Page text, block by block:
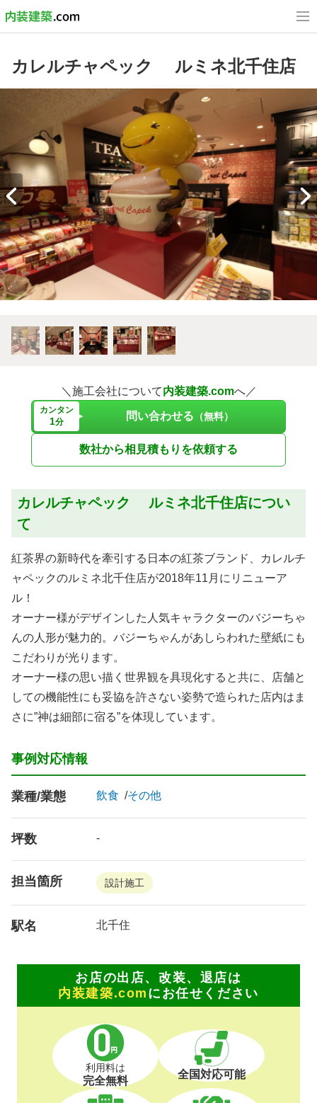
カレルチャペック ルミネ北千住店
＼施工会社について内装建築.comへ／
カンタン
1分 問い合わせる （無料）
数社から相見積もりを依頼する
カレルチャペック ルミネ北千住店につい
て
紅茶界の新時代を牽引する日本の紅茶ブランド、カレルチ
ャペックのルミネ北千住店が2018年11月にリニューア
ル！
オーナー様がデザインした人気キャラクターのバジーちゃ
んの人形が魅力的。バジーちゃんがあしらわれた壁紙にも
こだわりが光ります。
オーナー様の思い描く世界観を具現化すると共に、店舗と
しての機能性にも妥協を許さない姿勢で造られた店内はま
さに”神は細部に宿る”を体現しています。
事例対応情報
業種/業態 飲食 その他
坪数 -
担当箇所 設計施工
駅名 北千住
お店の出店、改装、退店は
内装建築.com にお任せください
利用料は
完全無料 全国対応可能